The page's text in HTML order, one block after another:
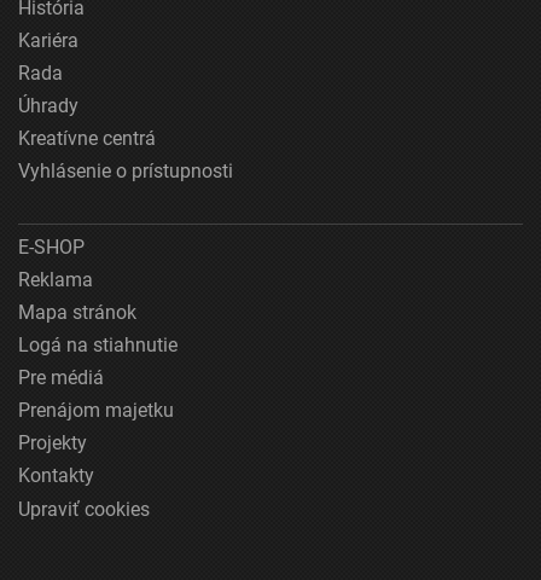
História
Kariéra
Rada
Úhrady
Kreatívne centrá
Vyhlásenie o prístupnosti
E-SHOP
Reklama
Mapa stránok
Logá na stiahnutie
Pre médiá
Prenájom majetku
Projekty
Kontakty
Upraviť cookies